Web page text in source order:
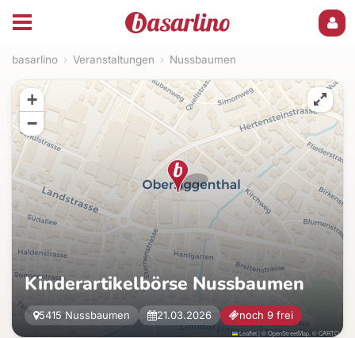
basarlino › Veranstaltungen › Nussbaumen
Kinderartikelbörse Nussbaumen
5415 Nussbaumen 21.03.2026 noch 9 frei
+
−
Leaflet|©OpenStreetMap , ©CARTO